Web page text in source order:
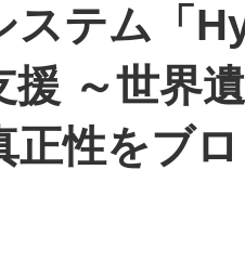
ステム「
援 ～世界
正性をブ